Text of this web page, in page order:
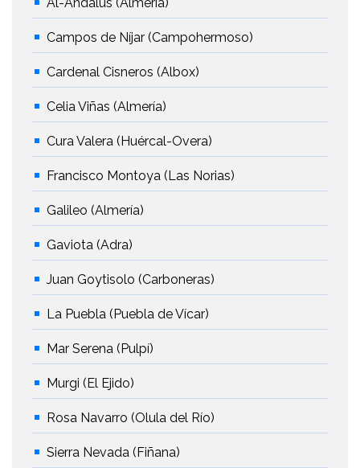
Campos de Níjar (Campohermoso)
Cardenal Cisneros (Albox)
Celia Viñas (Almería)
Cura Valera (Huércal-Overa)
Francisco Montoya (Las Norias)
Galileo (Almería)
Gaviota (Adra)
Juan Goytisolo (Carboneras)
La Puebla (Puebla de Vícar)
Mar Serena (Pulpí)
Murgi (El Ejido)
Rosa Navarro (Olula del Río)
Sierra Nevada (Fiñana)